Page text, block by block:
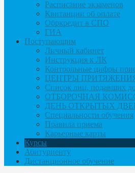
Расписание экзаменов
Квитанции об оплате
Обркредит в СПО
ГИА
Поступающим
Личный кабинет
Инструкция к ЛК
Контрольные цифры
ЦЕНТРЫ
Список лиц, подавших
ОТБОРОЧНАЯ
ДЕНЬ ОТКРЫТЫХ
Специальности обучения
Правила приема
Карьерные карты
Курсы
Абитуриенту
Дистанционное обучение